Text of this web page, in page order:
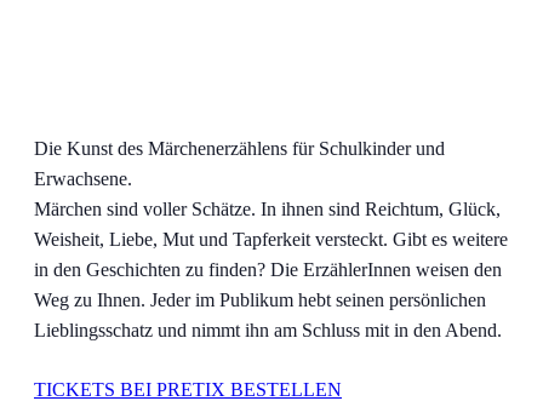
Die Kunst des Märchenerzählens für Schulkinder und
Erwachsene.
Märchen sind voller Schätze. In ihnen sind Reichtum, Glück,
Weisheit, Liebe, Mut und Tapferkeit versteckt. Gibt es weitere
in den Geschichten zu finden? Die ErzählerInnen weisen den
Weg zu Ihnen. Jeder im Publikum hebt seinen persönlichen
Lieblingsschatz und nimmt ihn am Schluss mit in den Abend.
TICKETS BEI PRETIX BESTELLEN